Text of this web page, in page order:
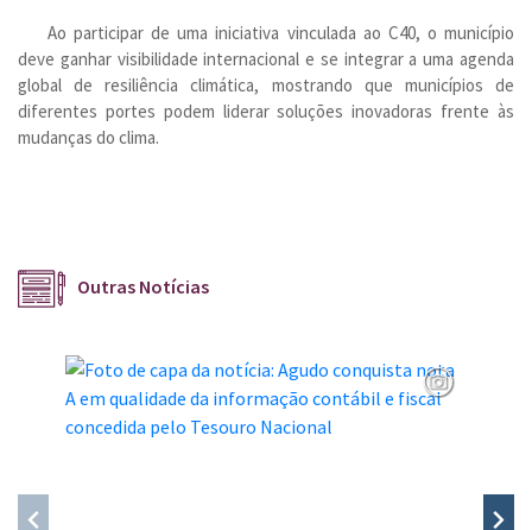
Ao participar de uma iniciativa vinculada ao C40, o município
deve ganhar visibilidade internacional e se integrar a uma agenda
global de resiliência climática, mostrando que municípios de
diferentes portes podem liderar soluções inovadoras frente às
mudanças do clima.
Outras Notícias